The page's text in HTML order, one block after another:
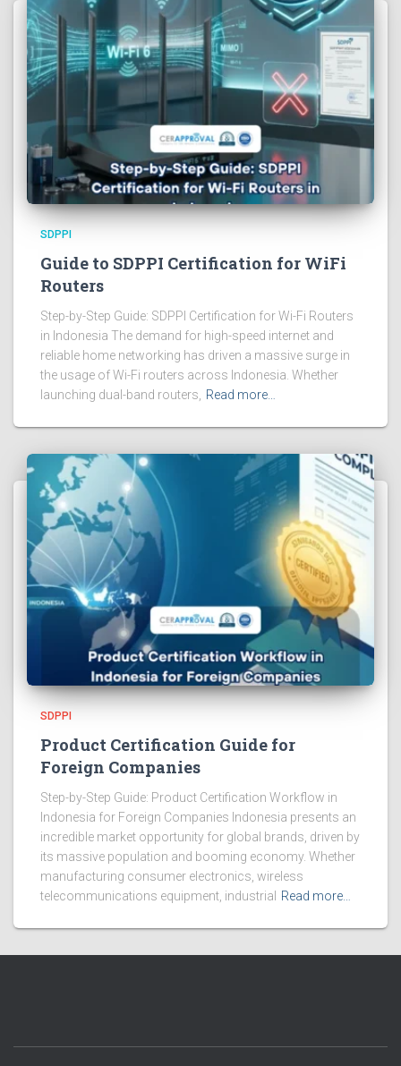
SDPPI
Guide to SDPPI Certification for WiFi
Routers
Step-by-Step Guide: SDPPI Certification for Wi-Fi Routers
in Indonesia The demand for high-speed internet and
reliable home networking has driven a massive surge in
the usage of Wi-Fi routers across Indonesia. Whether
launching dual-band routers, Read more…
SDPPI
Product Certification Guide for
Foreign Companies
Step-by-Step Guide: Product Certification Workflow in
Indonesia for Foreign Companies Indonesia presents an
incredible market opportunity for global brands, driven by
its massive population and booming economy. Whether
manufacturing consumer electronics, wireless
telecommunications equipment, industrial
Read more…